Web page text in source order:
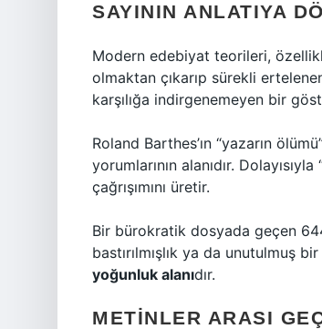
SAYININ ANLATIYA
Modern edebiyat teorileri,
olmaktan çıkarıp sürekli
karşılığa indirgenemeyen bir
Roland Barthes’ın “yazarın
yorumlarının alanıdır.
çağrışımını üretir.
Bir bürokratik dosyada geçen
bastırılmışlık ya da unutulmuş
yoğunluk alanıdır.
METINLER ARASI